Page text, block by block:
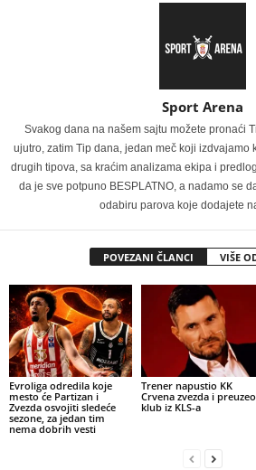
Sport Arena
Svakog dana na našem sajtu možete pronaći
ujutro, zatim Tip dana, jedan meč koji izdvajamo
drugih tipova, sa kraćim analizama ekipa i
da je sve potpuno BESPLATNO, a nadamo se
odabiru parova koje dodajete
POVEZANI ČLANCI VIŠE
Evroliga odredila koje
mesto će Partizan i
Zvezda osvojiti sledeće
sezone, za jedan tim
nema dobrih vesti
Trener napustio KK
Crvena zvezda i preuzeo
klub iz KLS-a